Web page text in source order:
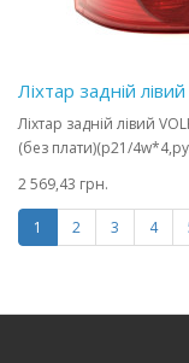
Ліхтар задній
Ліхтар задній лівий
(без плати)(p21/
2 569,43 грн.
1 2 3 4